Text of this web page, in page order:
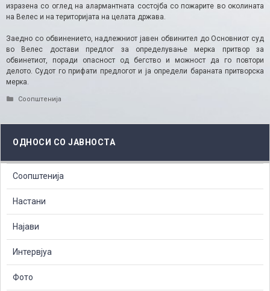
изразена со оглед на алармантната состојба со пожарите во околината
на Велес и на територијата на целата држава.
Заедно со обвинението, надлежниот јавен обвинител до Основниот суд
во Велес достави предлог за определување мерка притвор за
обвинетиот, поради опасност од бегство и можност да го повтори
делото. Судот го прифати предлогот и ја определи бараната притворска
мерка.
Categories
Соопштенија
ОДНОСИ СО ЈАВНОСТА
Соопштенија
Настани
Најави
Интервјуа
Фото